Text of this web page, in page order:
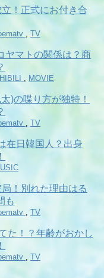
！正式にお付き合
, TV
ヤマトの関係は？商
, MOVIE
)の喋り方が独特！
, TV
在日韓国人？出身
！別れた理由はる
も
, TV
た！？年齢がおかし
, TV